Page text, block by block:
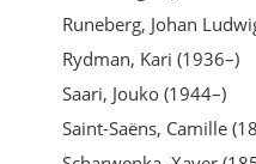
Runeberg, Johan
Rydman, Kari (1936–)
Saari, Jouko (1944–)
Saint-Saëns, Camille